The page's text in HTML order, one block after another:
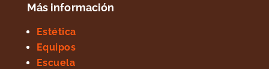
Más información
Estética
Equipos
Escuela